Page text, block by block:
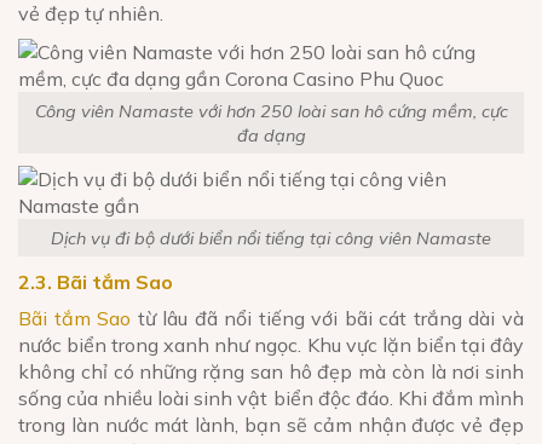
vẻ đẹp tự nhiên.
Công viên Namaste với hơn 250 loài san hô cứng mềm, cực
đa dạng
Dịch vụ đi bộ dưới biển nổi tiếng tại công viên Namaste
2.3. Bãi tắm Sao
Bãi tắm Sao từ lâu đã nổi tiếng với bãi cát trắng dài và
nước biển trong xanh như ngọc. Khu vực lặn biển tại đây
không chỉ có những rặng san hô đẹp mà còn là nơi sinh
sống của nhiều loài sinh vật biển độc đáo. Khi đắm mình
trong làn nước mát lành, bạn sẽ cảm nhận được vẻ đẹp